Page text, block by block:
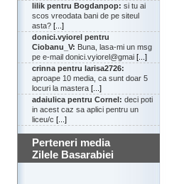
lilik pentru Bogdanpop: si tu ai
scos vreodata bani de pe siteul
asta? [...]
donici.vyiorel pentru
Ciobanu_V: Buna, lasa-mi un msg
pe e-mail donici.vyiorel@gmai [...]
crinna pentru larisa2726:
aproape 10 media, ca sunt doar 5
locuri la mastera [...]
adaiulica pentru Cornel: deci poti
in acest caz sa aplici pentru un
liceu/c [...]
Perteneri media
Zilele Basarabiei